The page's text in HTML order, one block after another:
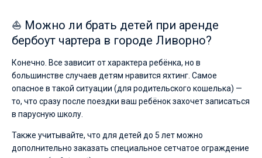
⛵ Можно ли брать детей при аренде
бербоут чартера в городе Ливорно?
Конечно. Все зависит от характера ребёнка, но в
большинстве случаев детям нравится яхтинг. Самое
опасное в такой ситуации (для родительского кошелька) —
то, что сразу после поездки ваш ребёнок захочет записаться
в парусную школу.
Также учитывайте, что для детей до 5 лет можно
дополнительно заказать специальное сетчатое ограждение